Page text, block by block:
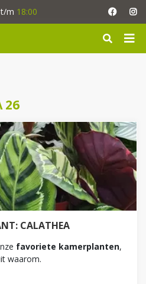
t/m 18:00
26
CALATHEA
favoriete kamerplanten,
waarom.